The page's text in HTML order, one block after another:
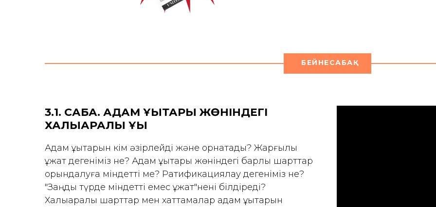
БЕЙНЕСАБАҚ
3.1. САБАҚ. АДАМ ҚҰҚЫҚТАРЫ ЖӨНІНДЕГІ
ХАЛЫҚАРАЛЫҚ ҚҰҚЫҚ
Адам құқықтарын кім әзірлейді және орнатады? Жарғылық
құжат дегеніміз не? Адам құқықтары жөніндегі барлық шарттар
орындалуға міндетті ме? Ратификациялау дегеніміз не?
"Заңды түрде міндетті емес құжат"нені білдіреді?
Халықаралық шарттар мен хаттамалар адам құқықтарын